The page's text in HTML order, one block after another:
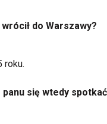
do Warszawy?
roku.
panu się wtedy